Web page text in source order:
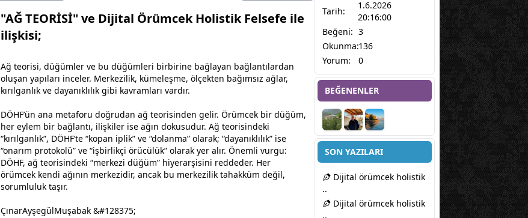
"AĞ TEORİSİ" ve Dijital Örümcek Holistik Felsefe ile
ilişkisi;
Ağ teorisi, düğümler ve bu düğümleri birbirine bağlayan bağlantılardan
oluşan yapıları inceler. Merkezilik, kümeleşme, ölçekten bağımsız ağlar,
kırılganlık ve dayanıklılık gibi kavramları vardır.
DÖHF’ün ana metaforu doğrudan ağ teorisinden gelir. Örümcek bir düğüm,
her eylem bir bağlantı, ilişkiler ise ağın dokusudur. Ağ teorisindeki
“kırılganlık”, DÖHF’te “kopan iplik” ve “dolanma” olarak; “dayanıklılık” ise
“onarım protokolü” ve “işbirlikçi örücülük” olarak yer alır. Önemli vurgu:
DÖHF, ağ teorisindeki “merkezi düğüm” hiyerarşisini reddeder. Her
örümcek kendi ağının merkezidir, ancak bu merkezilik tahakküm değil,
sorumluluk taşır.
ÇınarAyşegülMuşabak &#128375;
Tarih:
1.6.2026
20:16:00
Beğeni: 3
Okunma:136
Yorum:
0
BEĞENENLER
SON YAZILARI
Dijital örümcek holistik
..
Dijital örümcek holistik
..